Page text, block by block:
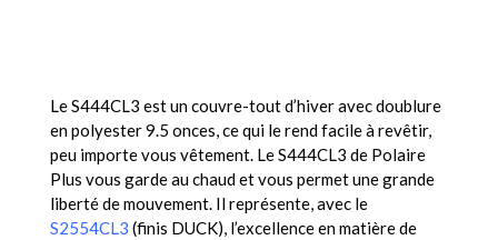
Le S444CL3 est un couvre-tout d’hiver avec doublure
en polyester 9.5 onces, ce qui le rend facile à revêtir,
peu importe vous vêtement. Le S444CL3 de Polaire
Plus vous garde au chaud et vous permet une grande
liberté de mouvement. Il représente, avec le
S2554CL3 (finis DUCK), l’excellence en matière de